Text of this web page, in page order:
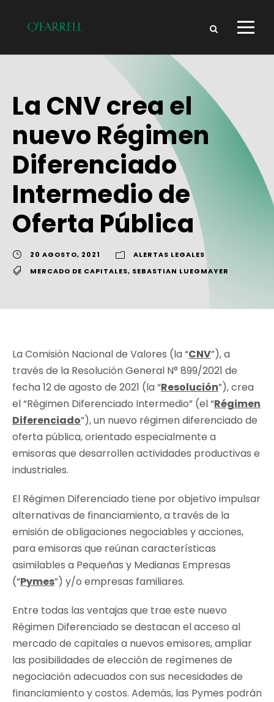
La CNV crea el
nuevo Régimen
Diferenciado
Intermedio de
Oferta Pública
20 AGOSTO, 2021
ALERTAS LEGALES
MERCADO DE CAPITALES, SEBASTIAN LUEGMAYER
La Comisión Nacional de Valores (la “CNV”), a
través de la Resolución General N° 899/2021 de
fecha 12 de agosto de 2021 (la “Resolución”), crea
el “Régimen Diferenciado Intermedio” (el “Régimen
Diferenciado”), un nuevo régimen diferenciado de
oferta pública, orientado especialmente a
emisoras que desarrollen actividades productivas e
industriales.
El Régimen Diferenciado tiene por objetivo impulsar
alternativas de financiamiento, a través de la
emisión de obligaciones negociables y acciones,
para emisoras que reúnan características
asimilables a Pequeñas y Medianas Empresas
(“Pymes”) y/o empresas familiares.
Entre todas las ventajas que trae este nuevo
Régimen Diferenciado se destacan el acceso al
mercado de capitales a nuevos emisores, ampliar
las posibilidades de elección de regímenes de
negociación adecuados con sus necesidades de
financiamiento y costos. Además, las Pymes podrán